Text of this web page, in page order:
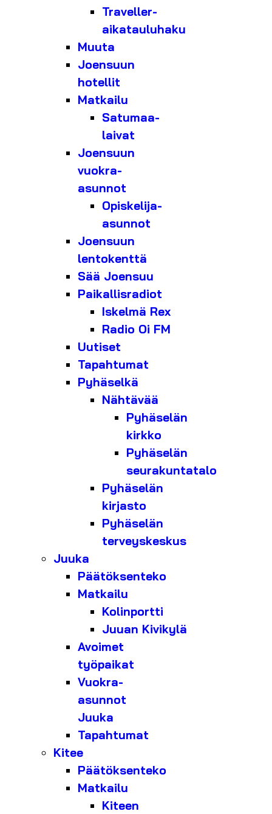
Traveller-
aikatauluhaku
Muuta
Joensuun
hotellit
Matkailu
Satumaa-
laivat
Joensuun
vuokra-
asunnot
Opiskelija-
asunnot
Joensuun
lentokenttä
Sää Joensuu
Paikallisradiot
Iskelmä Rex
Radio Oi FM
Uutiset
Tapahtumat
Pyhäselkä
Nähtävää
Pyhäselän
kirkko
Pyhäselän
seurakuntatalo
Pyhäselän
kirjasto
Pyhäselän
terveyskeskus
Juuka
Päätöksenteko
Matkailu
Kolinportti
Juuan Kivikylä
Avoimet
työpaikat
Vuokra-
asunnot
Juuka
Tapahtumat
Kitee
Päätöksenteko
Matkailu
Kiteen